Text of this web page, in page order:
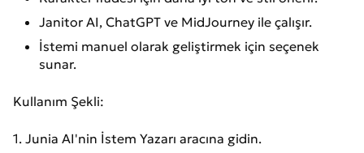
Janitor AI, ChatGPT ve MidJourney ile çalışır.
İstemi manuel olarak geliştirmek için seçenek
sunar.
Kullanım Şekli:
1. Junia AI'nin İstem Yazarı aracına gidin.